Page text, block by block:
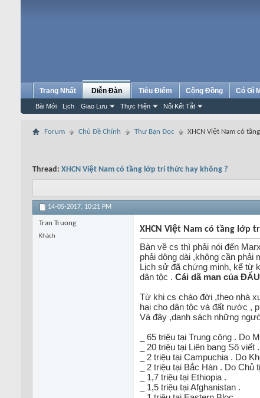
Trang Nhất Diễn Đàn
Bài Mới Lịch Giao Lưu Thực Hiện Nối Kết Tắt
Tiêu Điểm Cộng Đồng Có Gì
Forum Chủ Đề Chính Thư Bạn Đọc XHCN Việt Nam có
Thread: XHCN Việt Nam có tầng lớp trí thức hay không ?
14-05-2017, 10:21 PM
Tran Truong
Khách
XHCN Việt Nam có tầng lớp
Bàn về cs thì phải nói đến
phải dông dài ,không cần
Lịch sử đã chứng minh, kể từ
dân tộc . Cái dã man của
Từ khi cs chào đời ,theo nhà
hại cho dân tộc và đất nước ,
Và đây ,danh sách những
_ 65 triệu tại Trung cộng . Do
_ 20 triệu tại Liên bang Sô
_ 2 triệu tại Campuchia . Do
_ 2 triệu tại Bắc Hàn . Do Chủ
_ 1,7 triệu tại Ethiopia .
_ 1,5 triệu tại Afghanistan .